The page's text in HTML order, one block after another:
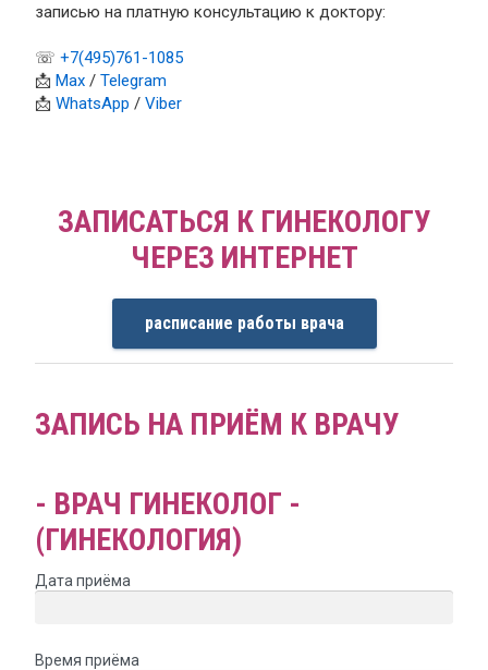
записью на платную консультацию к доктору:
☏ +7(495)761-1085
📩 Max / Telegram
📩 WhatsApp / Viber
ЗАПИСАТЬСЯ К ГИНЕКОЛОГУ
ЧЕРЕЗ ИНТЕРНЕТ
расписание работы врача
ЗАПИСЬ НА ПРИЁМ К ВРАЧУ
- ВРАЧ ГИНЕКОЛОГ -
(ГИНЕКОЛОГИЯ)
Дата приёма
Время приёма